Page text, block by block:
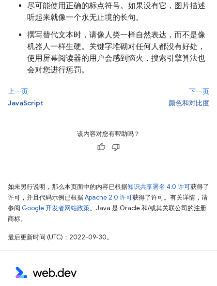
尽可能使用正确的标点符号。如果没有它，图片描述
听起来就像一个永无止境的长句。
撰写替代文本时，请像人类一样自然表达，而不是像
机器人一样生硬。关键字堆砌对任何人都没有好处，
使用屏幕阅读器的用户会感到恼火，搜索引擎算法也
会对您进行惩罚。
上一页
JavaScript
下一页
颜色和对比度
该内容对您有帮助吗？
如未另行说明，那么本页面中的内容已根据知识共享署名 4.0 许可获得了
许可，并且代码示例已根据Apache 2.0 许可获得了许可。有关详情，请
参阅 Google 开发者网站政策。Java 是 Oracle 和/或其关联公司的注册
商标。
最后更新时间 (UTC)：2022-09-30。